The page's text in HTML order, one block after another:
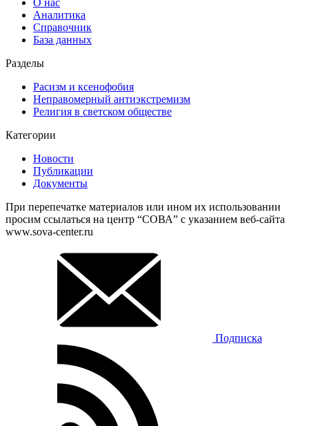
О нас
Аналитика
Справочник
База данных
Разделы
Расизм и ксенофобия
Неправомерный антиэкстремизм
Религия в светском обществе
Категории
Новости
Публикации
Документы
При перепечатке материалов или ином их использовании
просим ссылаться на центр “СОВА” с указанием веб-сайта
www.sova-center.ru
Подписка